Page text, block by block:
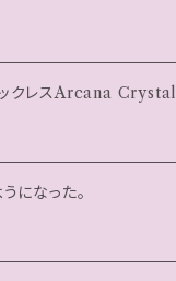
ックレスArcana Crystal
になった。